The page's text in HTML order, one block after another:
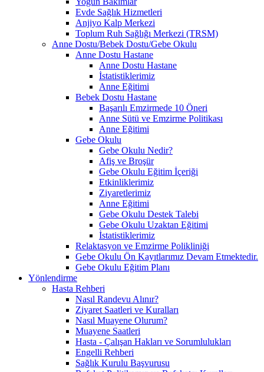
Evde Sağlık Hizmetleri
Anjiyo Kalp Merkezi
Toplum Ruh Sağlığı Merkezi (TRSM)
Anne Dostu/Bebek Dostu/Gebe Okulu
Anne Dostu Hastane
Anne Dostu Hastane
İstatistiklerimiz
Anne Eğitimi
Bebek Dostu Hastane
Başarılı Emzirmede 10 Öneri
Anne Sütü ve Emzirme Politikası
Anne Eğitimi
Gebe Okulu
Gebe Okulu Nedir?
Afiş ve Broşür
Gebe Okulu Eğitim İçeriği
Etkinliklerimiz
Ziyaretlerimiz
Anne Eğitimi
Gebe Okulu Destek Talebi
Gebe Okulu Uzaktan Eğitimi
İstatistiklerimiz
Relaktasyon ve Emzirme Polikliniği
Gebe Okulu Ön Kayıtlarımız Devam Etmektedir.
Gebe Okulu Eğitim Planı
Yönlendirme
Hasta Rehberi
Nasıl Randevu Alınır?
Ziyaret Saatleri ve Kuralları
Nasıl Muayene Olurum?
Muayene Saatleri
Hasta - Çalışan Hakları ve Sorumlulukları
Engelli Rehberi
Sağlık Kurulu Başvurusu